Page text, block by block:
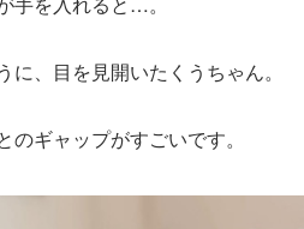
、目を見開いたくうちゃん。
ギャップがすごいです。